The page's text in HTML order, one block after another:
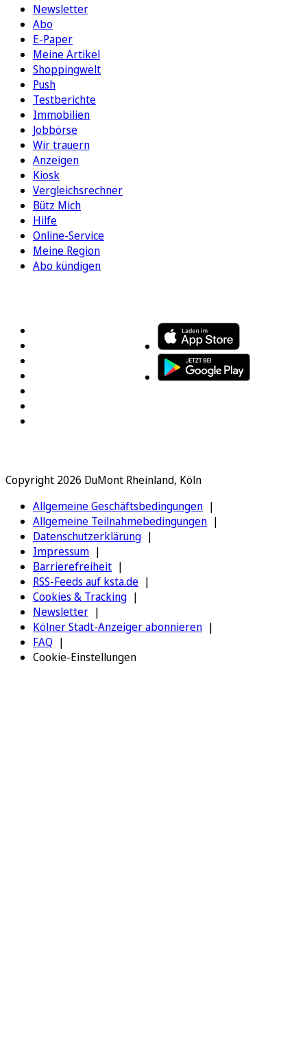
Newsletter
Abo
E-Paper
Meine Artikel
Shoppingwelt
Push
Testberichte
Immobilien
Jobbörse
Wir trauern
Anzeigen
Kiosk
Vergleichsrechner
Bütz Mich
Hilfe
Online-Service
Meine Region
Abo kündigen
Copyright 2026 DuMont Rheinland, Köln
Allgemeine Geschäftsbedingungen
Allgemeine Teilnahmebedingungen
Datenschutzerklärung
Impressum
Barrierefreiheit
RSS-Feeds auf ksta.de
Cookies & Tracking
Newsletter
Kölner Stadt-Anzeiger abonnieren
FAQ
Cookie-Einstellungen